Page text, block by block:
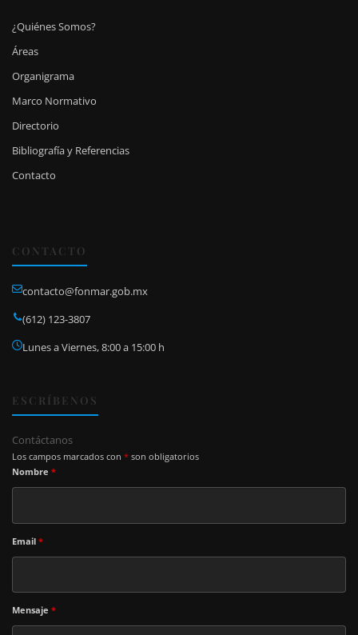
¿Quiénes Somos?
Áreas
Organigrama
Marco Normativo
Directorio
Bibliografía y Referencias
Contacto
CONTACTO
contacto@fonmar.gob.mx
(612) 123-3807
Lunes a Viernes, 8:00 a 15:00 h
ESCRÍBENOS
Contáctanos
Los campos marcados con * son obligatorios
Nombre *
Email *
Mensaje *